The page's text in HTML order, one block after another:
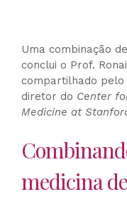
Uma combinação
conclui o Prof.
compartilhado pelo
diretor do Center
Medicine at
medicina